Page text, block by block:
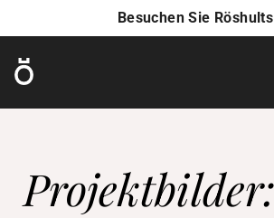
Besuchen Sie Röshults
Röshults